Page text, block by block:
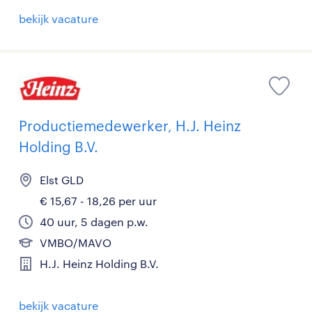
bekijk vacature
Productiemedewerker, H.J. Heinz
Holding B.V.
Elst GLD
€ 15,67 - 18,26 per uur
40 uur, 5 dagen p.w.
VMBO/MAVO
H.J. Heinz Holding B.V.
bekijk vacature